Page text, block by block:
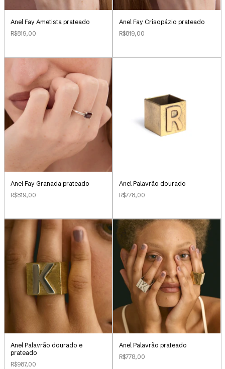
Anel Fay Ametista prateado
R$819,00
Anel Fay Crisopázio prateado
R$819,00
Anel Fay Granada prateado
R$819,00
Anel Palavrão dourado
R$778,00
Anel Palavrão dourado e
prateado
R$987,00
Anel Palavrão prateado
R$778,00